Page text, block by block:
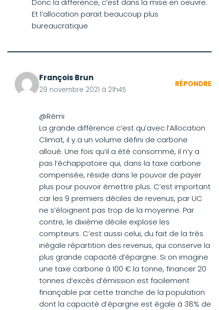
Donc la difference, c’est dans la mise en oeuvre.
Et l’allocation parait beaucoup plus
bureaucratique
François Brun
29 novembre 2021 à 21h45
RÉPONDRE
@Rémi
La grande différence c’est qu’avec l’Allocation
Climat, il y a un volume défini de carbone
alloué. Une fois qu’il a été consommé, il n’y a
pas l’échappatoire qui, dans la taxe carbone
compensée, réside dans le pouvoir de payer
plus pour pouvoir émettre plus. C’est important
car les 9 premiers déciles de revenus, par UC
ne s’éloignent pas trop de la moyenne. Par
contre, le dixième décile explose les
compteurs. C’est aussi celui, du fait de la très
inégale répartition des revenus, qui conserve la
plus grande capacité d’épargne. Si on imagine
une taxe carbone à 100 € la tonne, financer 20
tonnes d’excès d’émission est facilement
finançable par cette tranche de la population
dont la capacité d’épargne est égale à 38% de